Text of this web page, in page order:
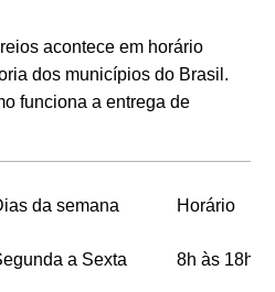
acontece em horário
dos municípios do Brasil.
funciona a entrega de
da semana Horário
a Sexta 8h às 18h